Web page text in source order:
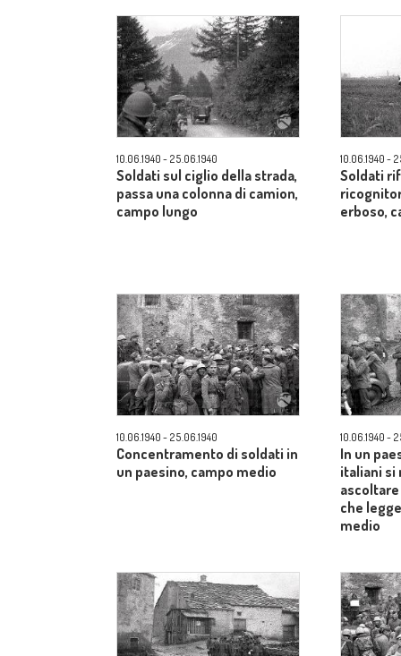
10.06.1940 - 25.06.1940
Soldati sul ciglio della strada,
passa una colonna di camion,
campo lungo
10.06.1940 -
Soldati
erboso,
10.06.1940 - 25.06.1940
Concentramento di soldati in
un paesino, campo medio
10.06.1940 -
In un
italiani si
che
medio